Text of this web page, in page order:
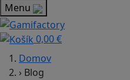
Menu
0,00 €
Domov
› Blog